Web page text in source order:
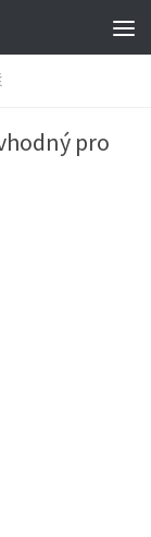
pro